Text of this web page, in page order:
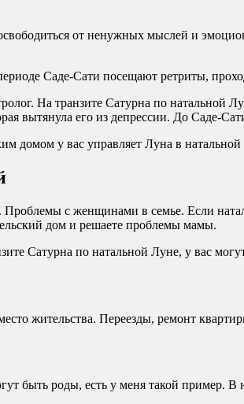
от ненужных мыслей и
Саде-Сати посещают ретриты,
На транзите Сатурна по натальной
вытянула его из депрессии. До Саде-
домом у вас управляет Луна в
с женщинами в семье. Если
дом и решаете проблемы мамы.
Сатурна по натальной Луне, у вас
жительства. Переезды, ремонт
быть роды, есть у меня такой пример.